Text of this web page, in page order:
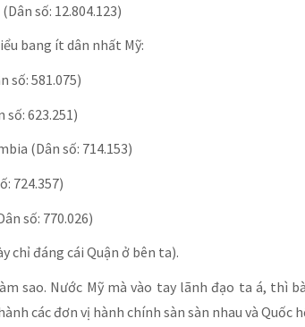
số: 12.804.123)
bang ít dân nhất Mỹ:
số: 581.075)
623.251)
(Dân số: 714.153)
724.357)
số: 770.026)
chỉ đáng cái Quận ở bên ta).
sao. Nước Mỹ mà vào tay lãnh đạo ta á, thì
các đơn vị hành chính sàn sàn nhau và